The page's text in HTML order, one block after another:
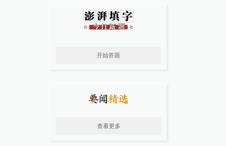
开始答题
查看更多